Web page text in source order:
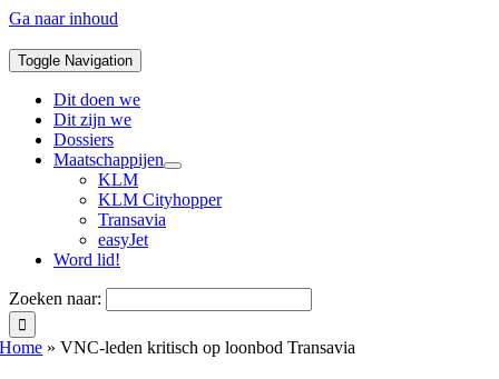
Ga naar inhoud
Toggle Navigation
Dit doen we
Dit zijn we
Dossiers
Maatschappijen
KLM
KLM Cityhopper
Transavia
easyJet
Word lid!
Zoeken naar:
Home »VNC-leden kritisch op loonbod Transavia